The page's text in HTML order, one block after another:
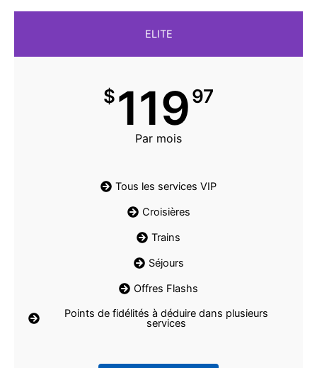
ELITE
$11997
Par mois
Tous les services VIP
Croisières
Trains
Séjours
Offres Flashs
Points de fidélités à déduire dans plusieurs
services